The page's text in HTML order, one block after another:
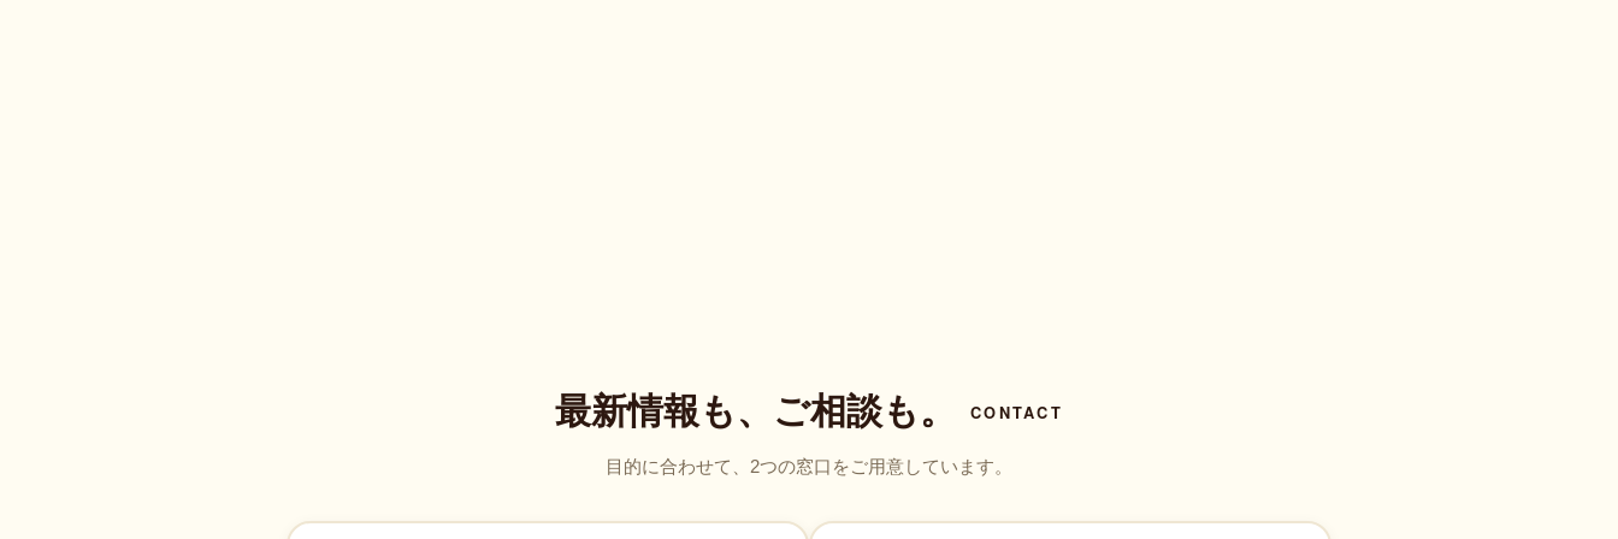
最新情報も、ご相談も。 CONTACT
目的に合わせて、2つの窓口をご用意しています。